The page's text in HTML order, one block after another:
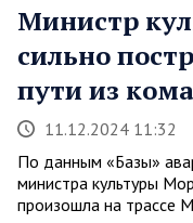
Министр
сильно
пути из
11.12.2024 11:32
По данным «Базы»
министра культуры
произошла на трассе